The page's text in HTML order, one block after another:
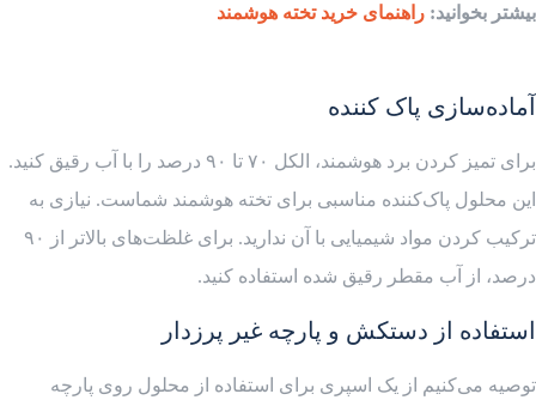
بیشتر بخوانید: راهنمای خرید تخته هوشمند
آماده‌سازی پاک کننده
برای تمیز کردن برد هوشمند، الکل ۷۰ تا ۹۰ درصد را با آب رقیق کنید.
این محلول پاک‌کننده مناسبی برای تخته هوشمند شماست. نیازی به
ترکیب کردن مواد شیمیایی با آن ندارید. برای غلظت‌های بالاتر از ۹۰
درصد، از آب مقطر رقیق شده استفاده کنید.
استفاده از دستکش و پارچه غیر پرزدار
توصیه می‌کنیم از یک اسپری برای استفاده از محلول روی پارچه